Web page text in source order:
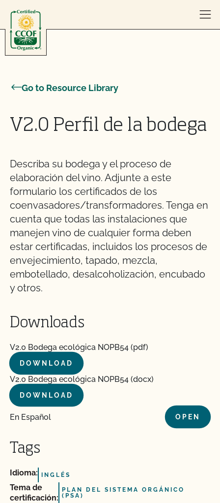
Go to Resource Library
V2.0 Perfil de la bodega
Describa su bodega y el proceso de
elaboración del vino. Adjunte a este
formulario los certificados de los
coenvasadores/transformadores. Tenga en
cuenta que todas las instalaciones que
manejen vino de cualquier forma deben
estar certificadas, incluidos los procesos de
envejecimiento, tapado, mezcla,
embotellado, desalcoholización, encubado
y otros.
Downloads
V2.0 Bodega ecológica NOPB54 (pdf)
DOWNLOAD
V2.0 Bodega ecológica NOPB54 (docx)
DOWNLOAD
En Español OPEN
Tags
Idioma: INGLÉS
Tema de
certificación:
PLAN DEL SISTEMA ORGÁNICO
(PSA)